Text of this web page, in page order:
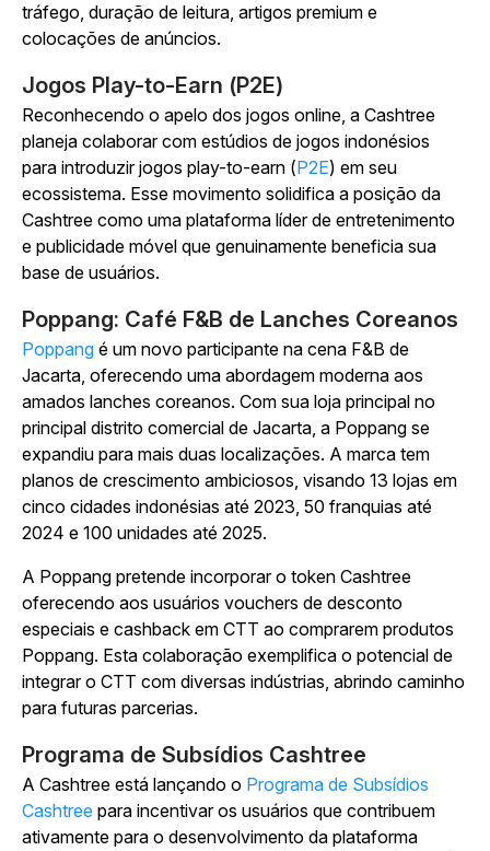
tráfego, duração de leitura, artigos premium e
colocações de anúncios.
Jogos Play-to-Earn (P2E)
Reconhecendo o apelo dos jogos online, a Cashtree
planeja colaborar com estúdios de jogos indonésios
para introduzir jogos play-to-earn (P2E) em seu
ecossistema. Esse movimento solidifica a posição da
Cashtree como uma plataforma líder de entretenimento
e publicidade móvel que genuinamente beneficia sua
base de usuários.
Poppang: Café F&B de Lanches Coreanos
Poppang é um novo participante na cena F&B de
Jacarta, oferecendo uma abordagem moderna aos
amados lanches coreanos. Com sua loja principal no
principal distrito comercial de Jacarta, a Poppang se
expandiu para mais duas localizações. A marca tem
planos de crescimento ambiciosos, visando 13 lojas em
cinco cidades indonésias até 2023, 50 franquias até
2024 e 100 unidades até 2025.
A Poppang pretende incorporar o token Cashtree
oferecendo aos usuários vouchers de desconto
especiais e cashback em CTT ao comprarem produtos
Poppang. Esta colaboração exemplifica o potencial de
integrar o CTT com diversas indústrias, abrindo caminho
para futuras parcerias.
Programa de Subsídios Cashtree
A Cashtree está lançando o Programa de Subsídios
Cashtree para incentivar os usuários que contribuem
ativamente para o desenvolvimento da plataforma